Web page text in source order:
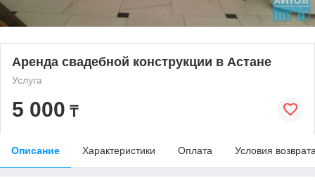
Аренда свадебной конструкции в Астане
Услуга
5 000 ₸
Описание Характеристики Оплата Условия